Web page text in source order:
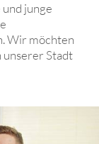
junge
Wir möchten
unserer Stadt